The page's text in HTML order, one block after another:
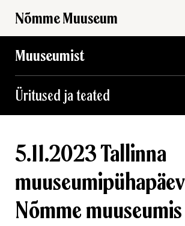
Nõmme Muuseum
Muuseumist
Üritused ja teated
5.11.2023 Tallinna
muuseumipühapäev
Nõmme muuseumis